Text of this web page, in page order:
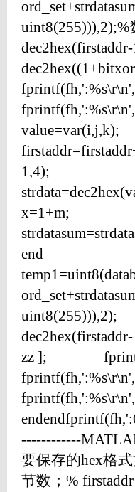
1,4); for
zz ];
------------
要保存的hex格
节数；%